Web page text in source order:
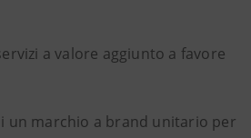
a valore aggiunto a favore
un marchio a brand unitario per